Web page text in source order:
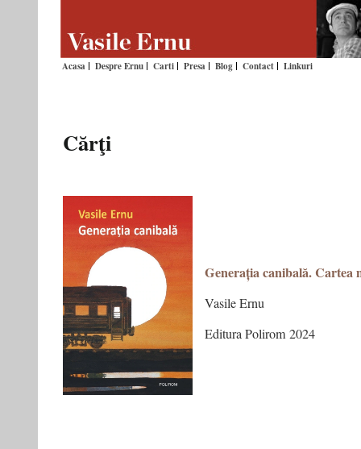
Acasa Despre Ernu Carti Presa Blog Contact Linkuri
Cărţi
Generația canibală. Cartea
Vasile Ernu
Editura Polirom 2024